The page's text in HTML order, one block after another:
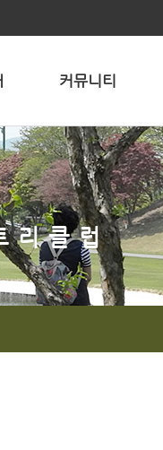
커뮤니티
리클럽